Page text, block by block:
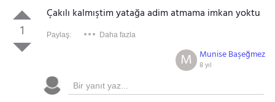
1
Çakılı kalmıştim yatağa adim atmama imkan yoktu
Paylaş: Daha fazla
Munise Başeğmez
8 yıl
M